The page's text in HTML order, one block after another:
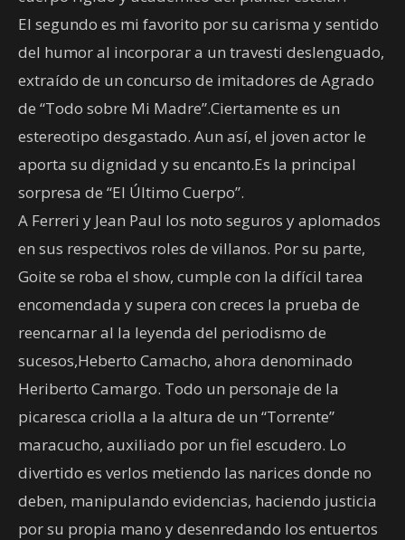
El segundo es mi favorito por su carisma y sentido
del humor al incorporar a un travesti deslenguado,
extraído de un concurso de imitadores de Agrado
de “Todo sobre Mi Madre”.Ciertamente es un
estereotipo desgastado. Aun así, el joven actor le
aporta su dignidad y su encanto.Es la principal
sorpresa de “El Último Cuerpo”.
A Ferreri y Jean Paul los noto seguros y aplomados
en sus respectivos roles de villanos. Por su parte,
Goite se roba el show, cumple con la difícil tarea
encomendada y supera con creces la prueba de
reencarnar al la leyenda del periodismo de
sucesos,Heberto Camacho, ahora denominado
Heriberto Camargo. Todo un personaje de la
picaresca criolla a la altura de un “Torrente”
maracucho, auxiliado por un fiel escudero. Lo
divertido es verlos metiendo las narices donde no
deben, manipulando evidencias, haciendo justicia
por su propia mano y desenredando los entuertos